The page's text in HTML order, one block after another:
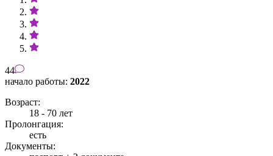
44
начало работы: 2022
Возраст:
18 - 70 лет
Пролонгация:
есть
Документы: